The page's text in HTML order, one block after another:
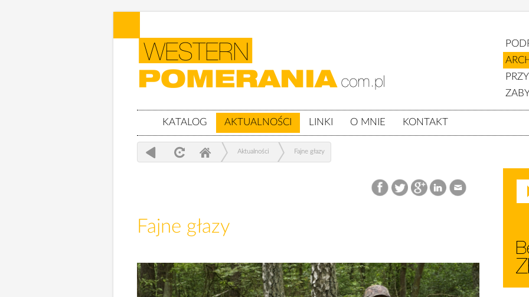
KATALOG AKTUALNOŚCI LINKI O MNIE KONTAKT
Aktualności Fajne głazy
Fajne głazy